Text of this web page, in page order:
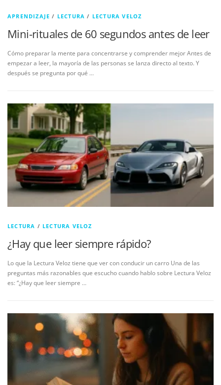
APRENDIZAJE / LECTURA / LECTURA VELOZ
Mini-rituales de 60 segundos antes de leer
Cómo preparar la mente para concentrarse y comprender mejor Antes de
empezar a leer, la mayoría de las personas se lanza directo al texto. Y
después se pregunta por qué …
LECTURA / LECTURA VELOZ
¿Hay que leer siempre rápido?
Lo que la Lectura Veloz tiene que ver con conducir un carro Una de las
preguntas más razonables que escucho cuando hablo sobre Lectura Veloz
es: “¿Hay que leer siempre …